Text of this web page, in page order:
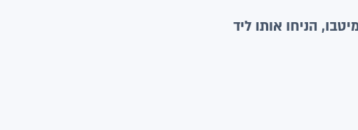
הניחו אותו ליד